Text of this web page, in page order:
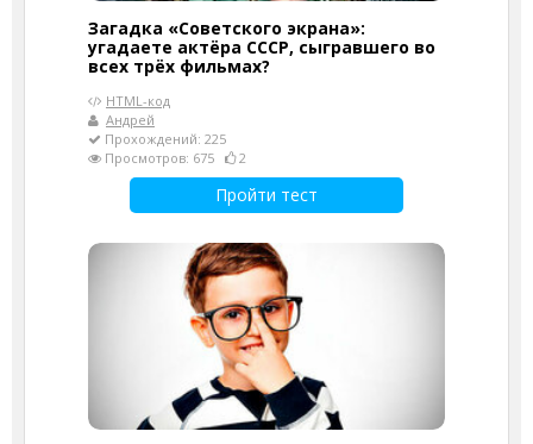
Загадка «Советского экрана»:
угадаете актёра СССР, сыгравшего во
всех трёх фильмах?
HTML-код
Андрей
Прохождений: 225
Просмотров: 675
2
Пройти тест